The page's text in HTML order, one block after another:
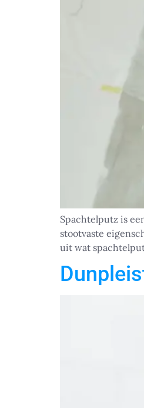
Spachtelputz is
stootvaste
uit wat